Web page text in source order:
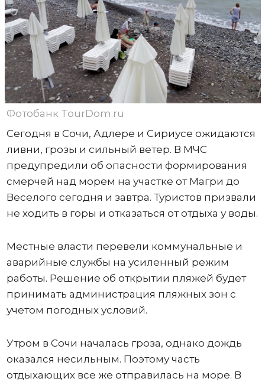
Фотобанк TourDom.ru
Сегодня в Сочи, Адлере и Сириусе ожидаются
ливни, грозы и сильный ветер. В МЧС
предупредили об опасности формирования
смерчей над морем на участке от Магри до
Веселого сегодня и завтра. Туристов призвали
не ходить в горы и отказаться от отдыха у воды.
Местные власти перевели коммунальные и
аварийные службы на усиленный режим
работы. Решение об открытии пляжей будет
принимать администрация пляжных зон с
учетом погодных условий.
Утром в Сочи началась гроза, однако дождь
оказался несильным. Поэтому часть
отдыхающих все же отправилась на море. В